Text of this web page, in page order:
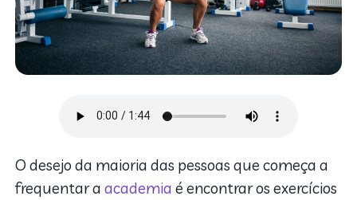
O desejo da maioria das pessoas que começa a
frequentar aacademia é encontrar os exercícios